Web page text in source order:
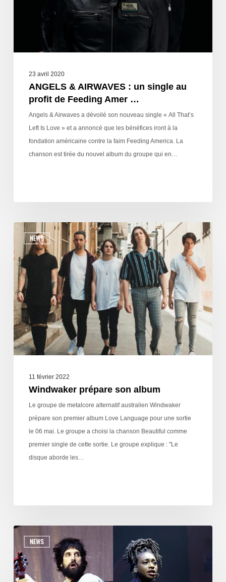
23 avril 2020
ANGELS & AIRWAVES : un single au
profit de Feeding Amer …
Angels & Airwaves a dévoilé son nouveau single « All That’s
Left Is Love » et a annoncé que les bénéfices iront à la
fondation américaine contre la faim Feeding America. La
chanson est tirée du nouvel album du groupe qui en…
NEWS
11 février 2022
Windwaker prépare son album
Le groupe de metalcore alternatif australien Windwaker
prépare son premier album Love Language pour une sortie
le 06 mai. Le groupe a choisi la chanson Beautiful comme
premier single de cette sortie. Le groupe explique : "Le
disque aborde les…
NEWS